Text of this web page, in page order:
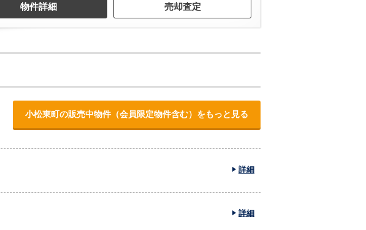
物件詳細 売却査定
小松東町の販売中物件（会員限定物件含む）をもっと見る
詳細
詳細